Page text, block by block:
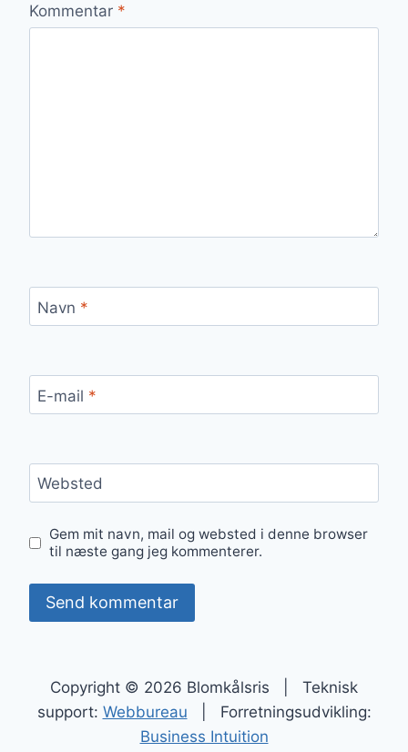
Kommentar *
Navn *
E-mail *
Websted
Gem mit navn, mail og websted i denne browser
til næste gang jeg kommenterer.
Copyright © 2026 Blomkålsris | Teknisk
support: Webbureau | Forretningsudvikling:
Business Intuition